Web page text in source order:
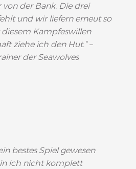
der Bank. Die drei
und wir liefern erneut so
diesem Kampfeswillen
ziehe ich den Hut.“ –
der Seawolves
bestes Spiel gewesen
ich nicht komplett